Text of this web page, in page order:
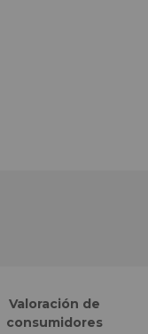
Valoración de
consumidores